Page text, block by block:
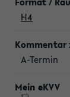
H4
A-Termin